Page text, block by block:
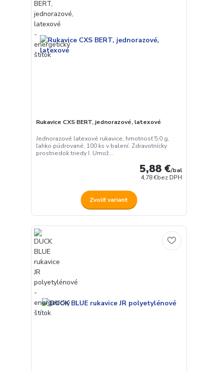
Rukavice CXS BERT, jednorazové, latexové
Jednorazové latexové rukavice, hmotnosť 5.0 g,
ľahko púdrované, 100 ks v balení. Zdravotnícky
prostriedok triedy I. Umož...
5,88 €/bal
4,78 €bez DPH
Zvoliť variant